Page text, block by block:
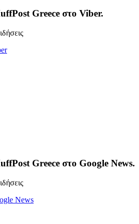
Greece στο Viber.
Greece στο Google News.
News